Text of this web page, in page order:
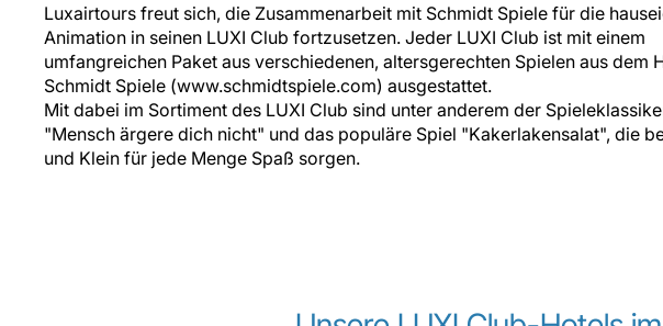
Luxairtours freut sich, die Zusammenarbeit mit Schmidt Spiele für die
Animation in seinen LUXI Club fortzusetzen. Jeder LUXI Club ist mit einem
umfangreichen Paket aus verschiedenen, altersgerechten Spielen aus dem
Schmidt Spiele (www.schmidtspiele.com) ausgestattet.
Mit dabei im Sortiment des LUXI Club sind unter anderem der
"Mensch ärgere dich nicht" und das populäre Spiel "Kakerlakensalat", die
und Klein für jede Menge Spaß sorgen.